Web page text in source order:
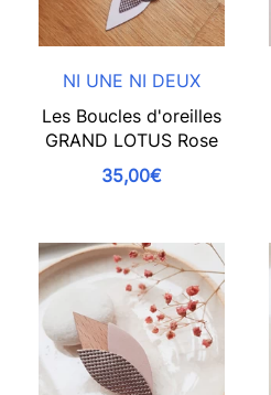
NI UNE NI DEUX
Les Boucles d'oreilles
GRAND LOTUS Rose
35,00€